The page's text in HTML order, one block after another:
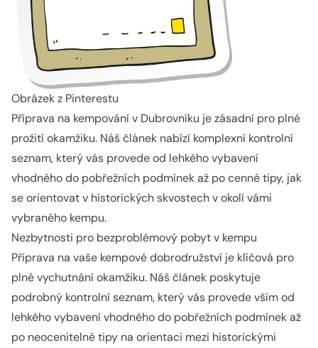
Obrázek z Pinterestu
Příprava na kempování v Dubrovníku je zásadní pro plné
prožití okamžiku. Náš článek nabízí komplexní kontrolní
seznam, který vás provede od lehkého vybavení
vhodného do pobřežních podmínek až po cenné tipy, jak
se orientovat v historických skvostech v okolí vámi
vybraného kempu.
Nezbytnosti pro bezproblémový pobyt v kempu
Příprava na vaše kempové dobrodružství je klíčová pro
plné vychutnání okamžiku. Náš článek poskytuje
podrobný kontrolní seznam, který vás provede vším od
lehkého vybavení vhodného do pobřežních podmínek až
po neocenitelné tipy na orientaci mezi historickými